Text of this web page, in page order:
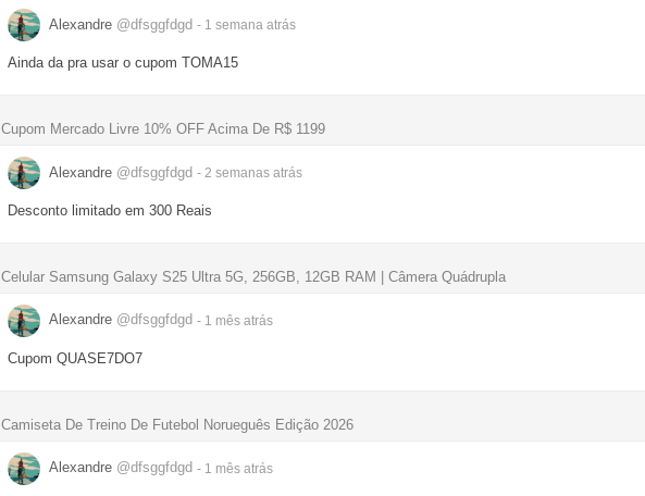
Alexandre @dfsggfdgd - 1 semana atrás
Ainda da pra usar o cupom TOMA15
Cupom Mercado Livre 10% OFF Acima De R$ 1199
Alexandre @dfsggfdgd - 2 semanas atrás
Desconto limitado em 300 Reais
Celular Samsung Galaxy S25 Ultra 5G, 256GB, 12GB RAM | Câmera Quádrupla
Alexandre @dfsggfdgd - 1 mês atrás
Cupom QUASE7DO7
Camiseta De Treino De Futebol Norueguês Edição 2026
Alexandre @dfsggfdgd - 1 mês atrás